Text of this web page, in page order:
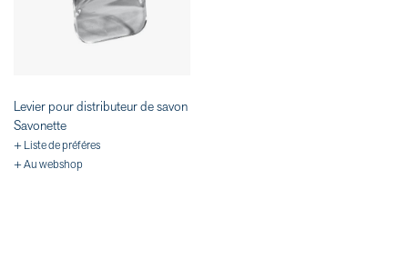
Levier pour distributeur de savon
Savonette
+ Liste de préféres
+ Au webshop